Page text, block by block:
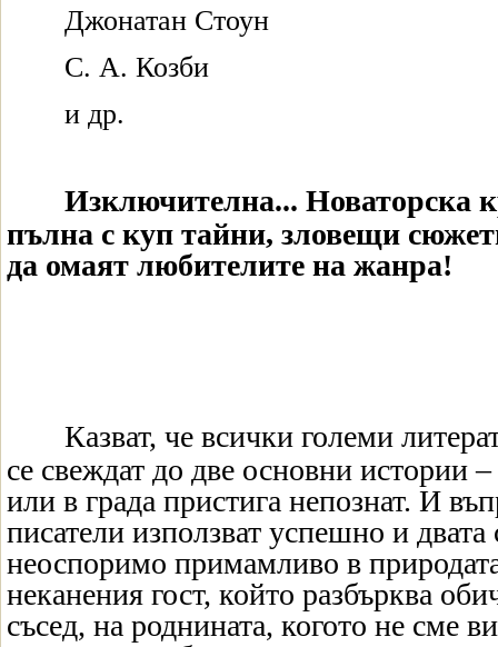
Джонатан Стоун
С. А. Козби
и др.
Изключителна... Новаторска
пълна с куп тайни, зловещи
да омаят любителите на жанра!
Казват, че всички големи
се свеждат до две основни истории
или в града пристига непознат. И
писатели използват успешно и
неоспоримо примамливо в
неканения гост, който разбърква
съсед, на роднината, когото не сме